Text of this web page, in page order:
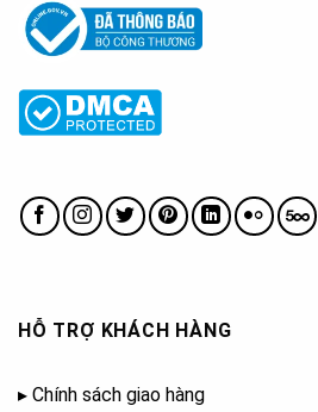
HỖ TRỢ KHÁCH HÀNG
▸ Chính sách giao hàng